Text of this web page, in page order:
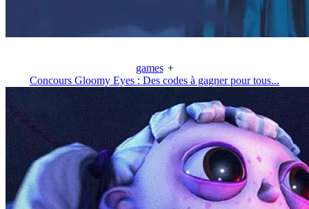
games +
Concours Gloomy Eyes : Des codes à gagner pour tous...